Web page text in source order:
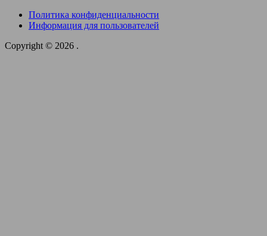
Политика конфиденциальности
Информация для пользователей
Copyright © 2026 .